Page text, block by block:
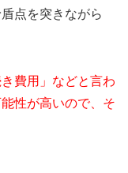
点を突きながら
費用」などと言わ
性が高いので、そ